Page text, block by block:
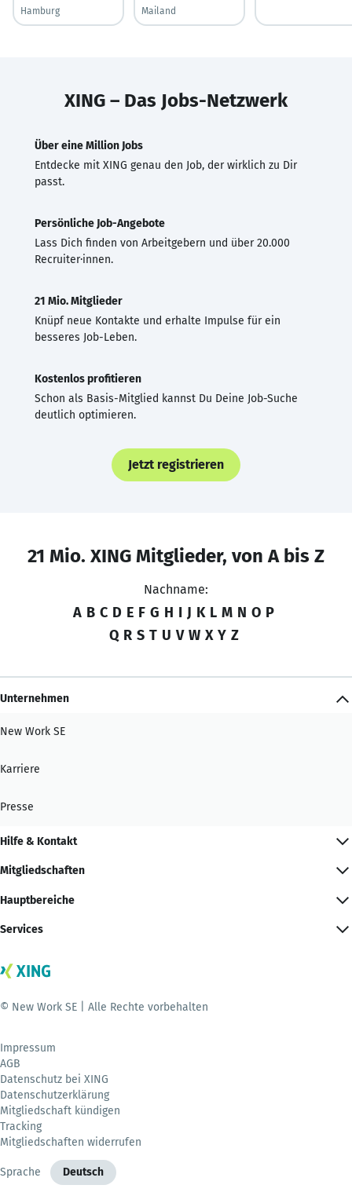
Hamburg
Mailand
XING – Das Jobs-Netzwerk
Über eine Million Jobs
Entdecke mit XING genau den Job, der wirklich zu Dir
passt.
Persönliche Job-Angebote
Lass Dich finden von Arbeitgebern und über 20.000
Recruiter·innen.
21 Mio. Mitglieder
Knüpf neue Kontakte und erhalte Impulse für ein
besseres Job-Leben.
Kostenlos profitieren
Schon als Basis-Mitglied kannst Du Deine Job-Suche
deutlich optimieren.
Jetzt registrieren
21 Mio. XING Mitglieder, von A bis Z
Nachname:
A B C D E F G H I J K L M N O P
Q R S T U V W X Y Z
Unternehmen
New Work SE
Karriere
Presse
Hilfe & Kontakt
Mitgliedschaften
Hauptbereiche
Services
© New Work SE | Alle Rechte vorbehalten
Impressum
AGB
Datenschutz bei XING
Datenschutzerklärung
Mitgliedschaft kündigen
Tracking
Mitgliedschaften widerrufen
Sprache Deutsch